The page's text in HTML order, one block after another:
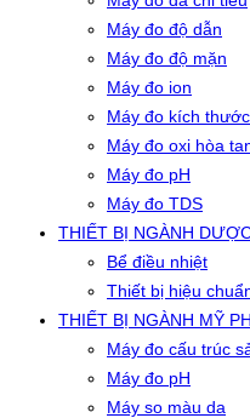
Máy đo độ dẫn
Máy đo độ mặn
Máy đo ion
Máy đo kích
Máy đo oxi hòa
Máy đo pH
Máy đo TDS
THIẾT BỊ NGÀNH
Bể điều nhiệt
Thiết bị hiệu
THIẾT BỊ NGÀNH MỸ
Máy đo cấu trúc
Máy đo pH
Máy so màu da